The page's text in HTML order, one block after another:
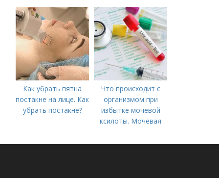
косметологические
процедуры
Как убрать пятна
постакне на лице. Как
убрать постакне?
Что происходит с
организмом при
избытке мочевой
ксилоты. Мочевая
норма и отклонения